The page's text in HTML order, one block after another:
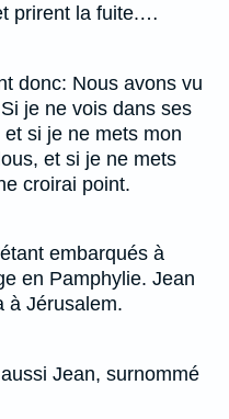
prirent la fuite.…
donc: Nous avons vu
je ne vois dans ses
si je ne mets mon
et si je ne mets
croirai point.
embarqués à
en Pamphylie. Jean
à Jérusalem.
Jean, surnommé